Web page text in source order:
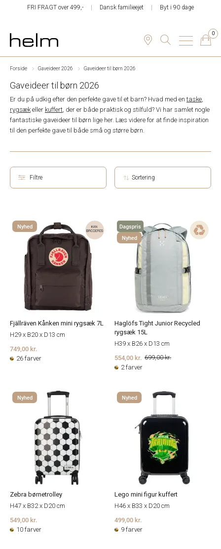
FRI FRAGT over 499,- Dansk familieejet Byt i 90 dage
0
Forside Gaveideer 2026 Gaveideer til børn 2026
Gaveideer til børn 2026
Er du på udkig efter den perfekte gave til et barn? Hvad med entaske,
rygsækeller kuffert, der er både praktisk og stilfuld? Vi har samlet nogle
fantastiske gaveideer til børn lige her. Læs videre for at finde inspiration
til den perfekte gave til både små og større børn.
Filtre Sortering
Nyhed
Fjällräven Kånken mini rygsæk 7L
H29 x B20 x D13 cm
749,00 kr.
26 farver
Dagspris
Nyhed
Haglöfs Tight Junior Recycled
rygsæk 15L
H39 x B26 x D13 cm
699,00 kr.
554,00 kr.
2 farver
Nyhed
Zebra børnetrolley
H47 x B32 x D20 cm
549,00 kr.
10 farver
Nyhed
Lego mini figur kuffert
H46 x B33 x D20 cm
499,00 kr.
9 farver